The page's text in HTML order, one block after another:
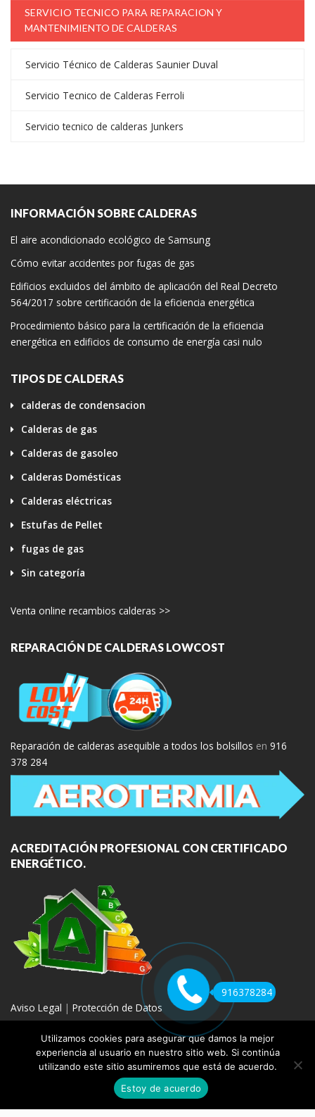
SERVICIO TECNICO PARA REPARACION Y
MANTENIMIENTO DE CALDERAS
Servicio Técnico de Calderas Saunier Duval
Servicio Tecnico de Calderas Ferroli
Servicio tecnico de calderas Junkers
INFORMACIÓN SOBRE CALDERAS
El aire acondicionado ecológico de Samsung
Cómo evitar accidentes por fugas de gas
Edificios excluidos del ámbito de aplicación del Real Decreto
564/2017 sobre certificación de la eficiencia energética
Procedimiento básico para la certificación de la eficiencia
energética en edificios de consumo de energía casi nulo
TIPOS DE CALDERAS
calderas de condensacion
Calderas de gas
Calderas de gasoleo
Calderas Domésticas
Calderas eléctricas
Estufas de Pellet
fugas de gas
Sin categoría
Venta online recambios calderas >>
REPARACIÓN DE CALDERAS LOWCOST
Reparación de calderas asequible a todos los bolsillos en 916
378 284
ACREDITACIÓN PROFESIONAL CON CERTIFICADO
ENERGÉTICO.
Aviso Legal | Protección de Datos
COPYRIGHT 2020 | REPARACION DE CALDERAS MADRID
VENTA E INSTALACIÓN AEROTERMIA
BLOG
CONTACTO
Utilizamos cookies para asegurar que damos la mejor
experiencia al usuario en nuestro sitio web. Si continúa
utilizando este sitio asumiremos que está de acuerdo.
Estoy de acuerdo
916378284